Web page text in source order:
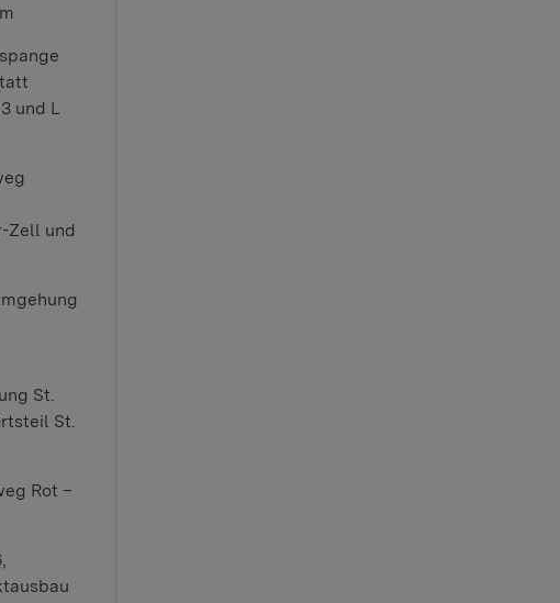
und L
Zell und
St.
St.
Rot –